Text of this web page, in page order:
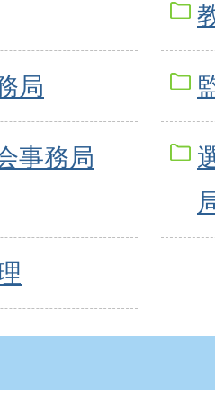
局
事務局